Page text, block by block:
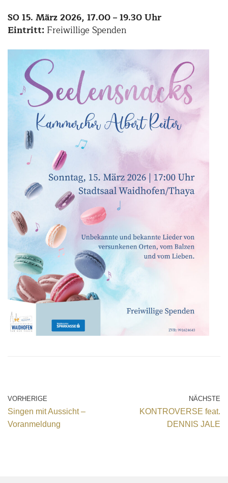
SO 15. März 2026, 17.00 – 19.30 Uhr
Eintritt: Freiwillige Spenden
VORHERIGE
Singen mit Aussicht –
Voranmeldung
NÄCHSTE
KONTROVERSE feat.
DENNIS JALE